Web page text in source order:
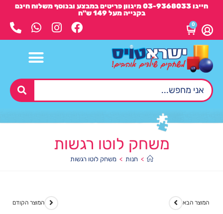
חייגו 03-9368033 מיגוון פריטים במבצע ובנוסף משלוח חינם
בקנייה מעל 149 ש"ח
0
משחק לוטו רגשות
> חנות > משחק לוטו רגשות
המוצר הקודם המוצר הבא